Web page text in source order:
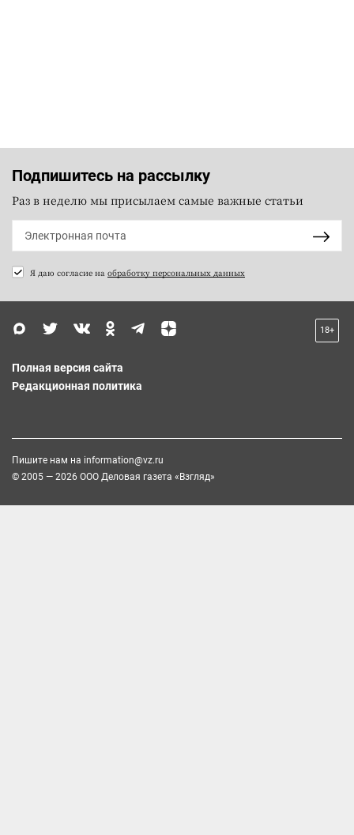
Подпишитесь на рассылку
Раз в неделю мы присылаем самые важные статьи
Я даю согласие на обработку персональных данных
18+
Полная версия сайта
Редакционная политика
Пишите нам на information@vz.ru
© 2005 — 2026 ООО Деловая газета «Взгляд»